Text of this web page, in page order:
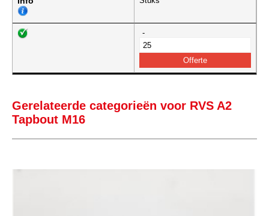
-
Gerelateerde categorieën voor RVS A2
Tapbout M16